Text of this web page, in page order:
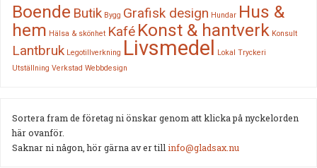
Boende Butik Bygg Grafisk design Hundar Hus &
hem Hälsa & skönhet Kafé Konst & hantverk Konsult
Lantbruk Legotillverkning Livsmedel Lokal Tryckeri
Utställning Verkstad Webbdesign
Sortera fram de företag ni önskar genom att klicka på nyckelorden
här ovanför.
Saknar ni någon, hör gärna av er tillinfo@gladsax.nu